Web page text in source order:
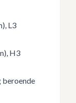
L3
H3
beroende